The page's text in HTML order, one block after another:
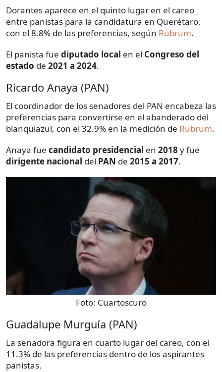
Dorantes aparece en el quinto lugar en el careo
entre panistas para la candidatura en Querétaro,
con el 8.8% de las preferencias, según Rubrum.
El panista fue diputado local en el Congreso del
estado de 2021 a 2024.
Ricardo Anaya (PAN)
El coordinador de los senadores del PAN encabeza las
preferencias para convertirse en el abanderado del
blanquiazul, con el 32.9% en la medición de Rubrum.
Anaya fue candidato presidencial en 2018 y fue
dirigente nacional del PAN de 2015 a 2017.
Foto: Cuartoscuro
Guadalupe Murguía (PAN)
La senadora figura en cuarto lugar del careo, con el
11.3% de las preferencias dentro de los aspirantes
panistas.